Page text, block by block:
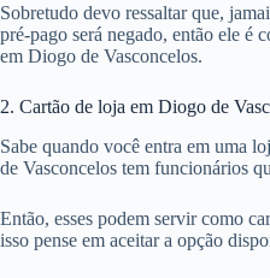
Sobretudo devo ressaltar que,
pré-pago será negado, então ele é
em Diogo de Vasconcelos.
2. Cartão de loja em Diogo de
Sabe quando você entra em uma
de Vasconcelos tem funcionários
Então, esses podem servir como
isso pense em aceitar a opção